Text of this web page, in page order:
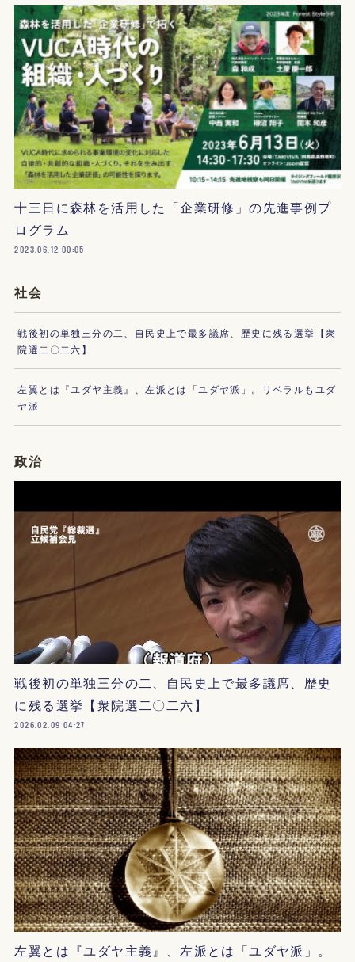
十三日に森林を活用した「企業研修」の先進事例プ
ログラム
2023.06.12 00:05
社会
戦後初の単独三分の二、自民史上で最多議席、歴史に残る選挙【衆
院選二〇二六】
左翼とは『ユダヤ主義』、左派とは「ユダヤ派」。リベラルもユダ
ヤ派
政治
戦後初の単独三分の二、自民史上で最多議席、歴史
に残る選挙【衆院選二〇二六】
2026.02.09 04:27
左翼とは『ユダヤ主義』、左派とは「ユダヤ派」。